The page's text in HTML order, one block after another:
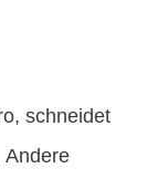
schneidet
Andere